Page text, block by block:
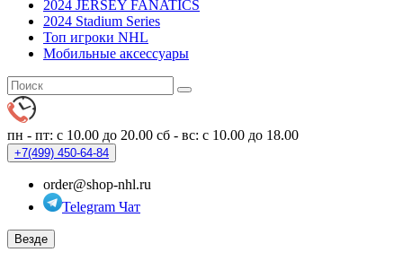
2024 JERSEY FANATICS
2024 Stadium Series
Топ игроки NHL
Мобильные аксессуары
пн - пт: с 10.00 до 20.00 сб - вс: с 10.00 до 18.00
+7(499) 450-64-84
order@shop-nhl.ru
Telegram Чат
Везде